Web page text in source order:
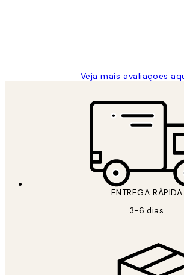
Veja mais avaliações
ENTREGA RÁPIDA
3-6 dias